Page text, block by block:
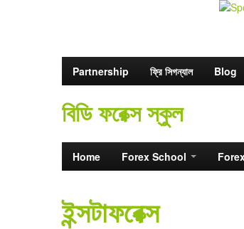
Partnership ফ্রি সিগন্যাল Blog
বিডি ফরেক্স স্কুল
Home Forex School
ইন্সটাফরেক্স